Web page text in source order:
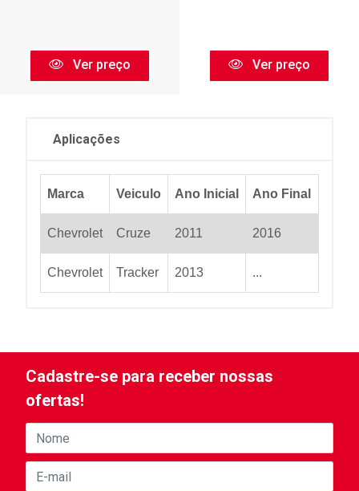
Ver preço Ver preço
Aplicações
Marca Veiculo Ano Inicial Ano Final
Chevrolet Cruze 2011 2016
Chevrolet Tracker 2013 ...
Cadastre-se para receber nossas
ofertas!